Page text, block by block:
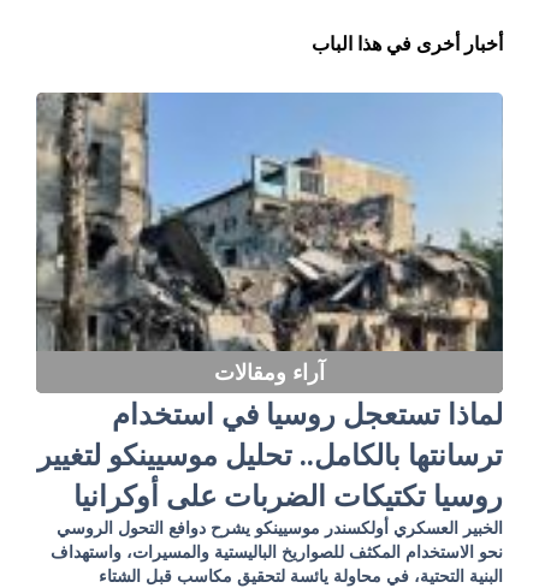
أخبار أخرى في هذا الباب
آراء ومقالات
لماذا تستعجل روسيا في استخدام
ترسانتها بالكامل.. تحليل موسيينكو لتغيير
روسيا تكتيكات الضربات على أوكرانيا
الخبير العسكري أولكسندر موسيينكو يشرح دوافع التحول الروسي
نحو الاستخدام المكثف للصواريخ الباليستية والمسيرات، واستهداف
البنية التحتية، في محاولة يائسة لتحقيق مكاسب قبل الشتاء